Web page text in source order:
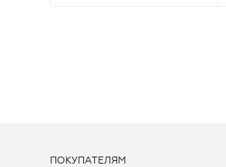
ПОКУПАТЕЛЯМ